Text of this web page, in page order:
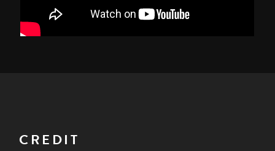
CREDIT